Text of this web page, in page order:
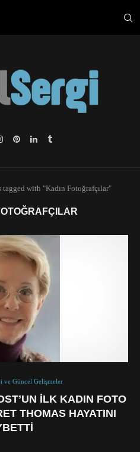
tagged with "Kadın Fotoğrafçılar"
ve Güncel Gelişmeler
İLK KADIN FOTO
THOMAS HAYATINI